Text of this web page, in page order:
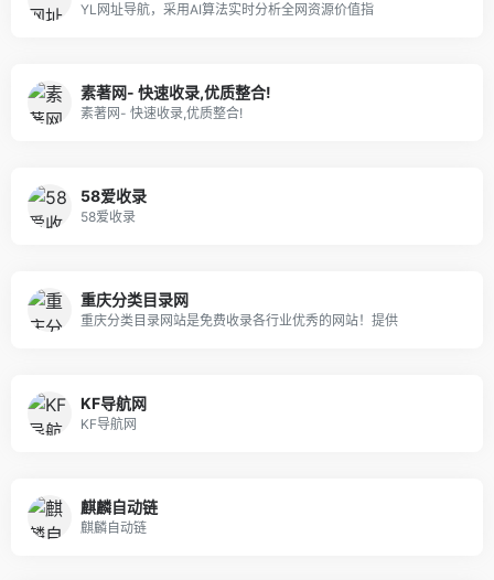
YL网址导航，采用AI算法实时分析全网资源价值指
素著网- 快速收录,优质整合!
素著网- 快速收录,优质整合!
58爱收录
58爱收录
重庆分类目录网
重庆分类目录网站是免费收录各行业优秀的网站！提供
KF导航网
KF导航网
麒麟自动链
麒麟自动链